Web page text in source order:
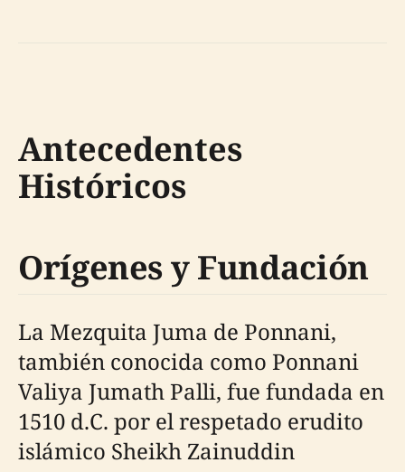
Antecedentes
Históricos
Orígenes y Fundación
La Mezquita Juma de Ponnani,
también conocida como Ponnani
Valiya Jumath Palli, fue fundada en
1510 d.C. por el respetado erudito
islámico Sheikh Zainuddin